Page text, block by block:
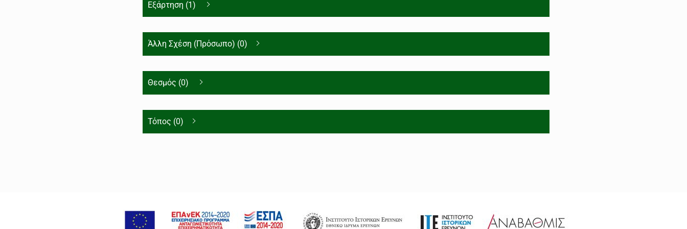
Εξάρτηση (1)
Άλλη Σχέση (Πρόσωπο) (0)
Θεσμός (0)
Τόπος (0)